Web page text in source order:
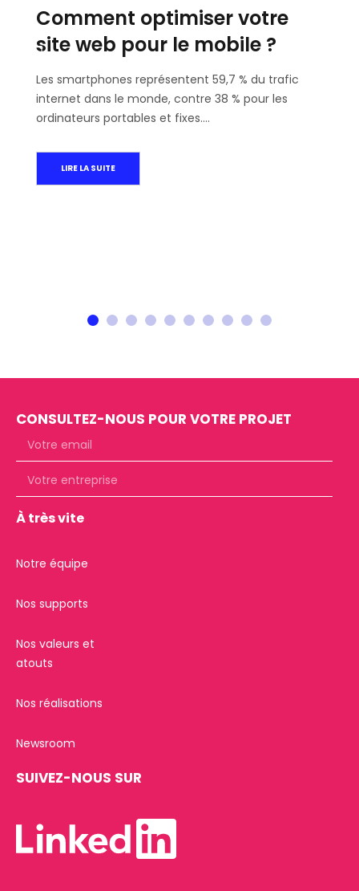
Comment optimiser votre
site web pour le mobile ?
Les smartphones représentent 59,7 % du trafic
internet dans le monde, contre 38 % pour les
ordinateurs portables et fixes.…
LIRE LA SUITE
2 3 4
CONSULTEZ-NOUS POUR VOTRE PROJET
À très vite
Notre équipe
Nos supports
Nos valeurs et
atouts
Nos réalisations
Newsroom
SUIVEZ-NOUS SUR